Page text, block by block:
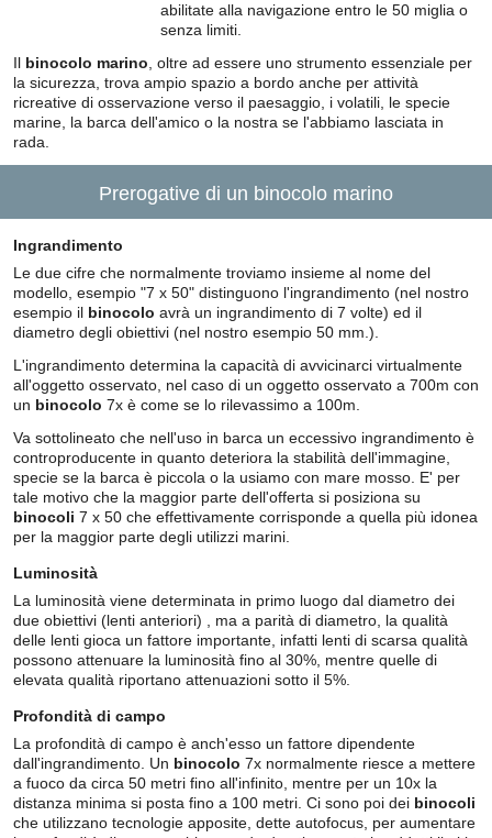
abilitate alla navigazione entro le 50 miglia o
senza limiti.
Il binocolo marino , oltre ad essere uno strumento essenziale per
la sicurezza, trova ampio spazio a bordo anche per attività
ricreative di osservazione verso il paesaggio, i volatili, le specie
marine, la barca dell'amico o la nostra se l'abbiamo lasciata in
rada.
Prerogative di un binocolo marino
Ingrandimento
Le due cifre che normalmente troviamo insieme al nome del
modello, esempio "7 x 50" distinguono l'ingrandimento (nel nostro
esempio il binocolo avrà un ingrandimento di 7 volte) ed il
diametro degli obiettivi (nel nostro esempio 50 mm.).
L'ingrandimento determina la capacità di avvicinarci virtualmente
all'oggetto osservato, nel caso di un oggetto osservato a 700m con
un binocolo 7x è come se lo rilevassimo a 100m.
Va sottolineato che nell'uso in barca un eccessivo ingrandimento è
controproducente in quanto deteriora la stabilità dell'immagine,
specie se la barca è piccola o la usiamo con mare mosso. E' per
tale motivo che la maggior parte dell'offerta si posiziona su
binocoli 7 x 50 che effettivamente corrisponde a quella più idonea
per la maggior parte degli utilizzi marini.
Luminosità
La luminosità viene determinata in primo luogo dal diametro dei
due obiettivi (lenti anteriori) , ma a parità di diametro, la qualità
delle lenti gioca un fattore importante, infatti lenti di scarsa qualità
possono attenuare la luminosità fino al 30%, mentre quelle di
elevata qualità riportano attenuazioni sotto il 5%.
Profondità di campo
La profondità di campo è anch'esso un fattore dipendente
dall'ingrandimento. Un binocolo 7x normalmente riesce a mettere
a fuoco da circa 50 metri fino all'infinito, mentre per un 10x la
distanza minima si posta fino a 100 metri. Ci sono poi dei binocoli
che utilizzano tecnologie apposite, dette autofocus, per aumentare